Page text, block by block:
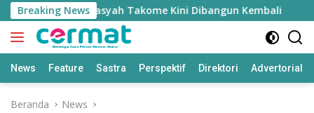
Langsung
ke
konten
Breaking News
Nurul Fasyah Takome Kini Dibangun Kembali
News Feature Sastra Perspektif Direktori Advertorial
Beranda News